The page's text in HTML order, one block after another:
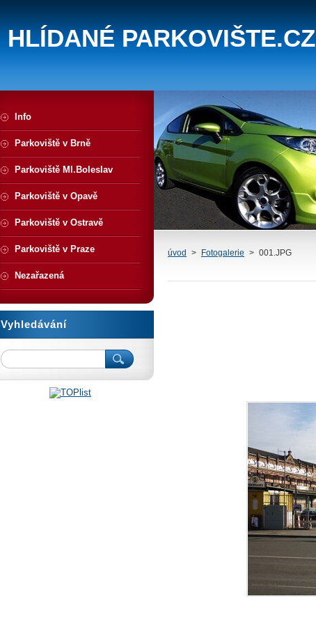
HLÍDANÉ PARKOVIŠTE.CZ
úvod > Fotogalerie > 001.JPG
Info
Parkoviště v Brně
Parkoviště Ml.Boleslav
Parkoviště v Opavě
Parkoviště v Ostravě
Parkoviště v Praze
Nezařazená
Vyhledávání